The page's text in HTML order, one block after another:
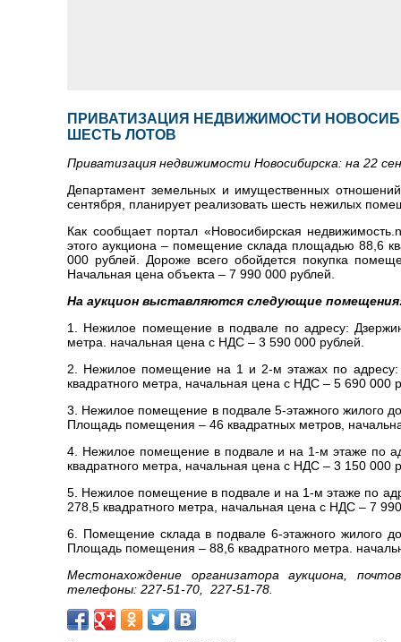
ПРИВАТИЗАЦИЯ НЕДВИЖИМОСТИ
ШЕСТЬ ЛОТОВ
Приватизация недвижимости Новосибирска: на 22
Департамент земельных и имущественных
сентября, планирует реализовать шесть нежилых
Как сообщает портал «Новосибирская
этого аукциона – помещение склада площадью 88,6
000 рублей. Дороже всего обойдется покупка
Начальная цена объекта – 7 990 000 рублей.
На аукцион выставляются следующие
1. Нежилое помещение в подвале по адресу:
метра. начальная цена с НДС – 3 590 000 рублей.
2. Нежилое помещение на 1 и 2-м этажах по
квадратного метра, начальная цена с НДС – 5 690 000
3. Нежилое помещение в подвале 5-этажного жилого
Площадь помещения – 46 квадратных метров,
4. Нежилое помещение в подвале и на 1-м этаже по
квадратного метра, начальная цена с НДС – 3 150 000
5. Нежилое помещение в подвале и на 1-м этаже по
278,5 квадратного метра, начальная цена с НДС – 7
6. Помещение склада в подвале 6-этажного жилого
Площадь помещения – 88,6 квадратного метра.
Местонахождение организатора аукциона,
телефоны: 227-51-70, 227-51-78.